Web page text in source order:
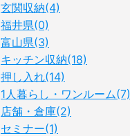
玄関収納(4)
福井県(0)
富山県(3)
キッチン収納(18)
押し入れ(14)
1人暮らし・ワンルーム(7)
店舗・倉庫(2)
セミナー(1)